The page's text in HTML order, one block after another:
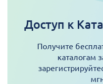
Доступ к
Получите
каталогам